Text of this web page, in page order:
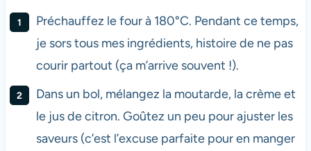
Préchauffez le four à 180°C. Pendant ce temps,
je sors tous mes ingrédients, histoire de ne pas
courir partout (ça m’arrive souvent !).
Dans un bol, mélangez la moutarde, la crème et
le jus de citron. Goûtez un peu pour ajuster les
saveurs (c’est l’excuse parfaite pour en manger